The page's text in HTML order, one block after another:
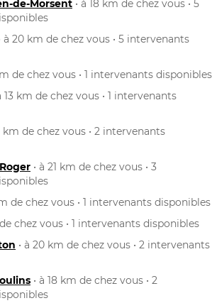
de-Morsent • à 18 km de chez vous • 5
à 20 km de chez vous • 5 intervenants
de chez vous • 1 intervenants disponibles
13 km de chez vous • 1 intervenants
km de chez vous • 2 intervenants
• à 21 km de chez vous • 3
de chez vous • 1 intervenants disponibles
de chez vous • 1 intervenants disponibles
• à 20 km de chez vous • 2 intervenants
• à 18 km de chez vous • 2